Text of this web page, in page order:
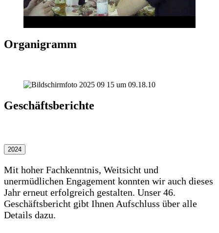
Organigramm
Geschäftsberichte
2024
Mit hoher Fachkenntnis, Weitsicht und
unermüdlichen Engagement konnten wir auch dieses
Jahr erneut erfolgreich gestalten. Unser 46.
Geschäftsbericht gibt Ihnen Aufschluss über alle
Details dazu.